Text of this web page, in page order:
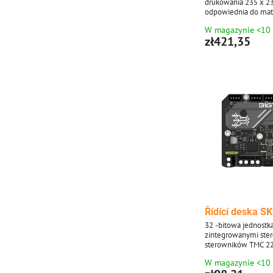
odpowiednia do
1,75 mm PLA, ABS,
drewnianego
W magazynie <10
zł421,35
Řídící deska
32 -bitowa
zintegrowanymi
sterowników TMC
płyty sterowania
Ender 3 Pro. Płyta
W magazynie <10